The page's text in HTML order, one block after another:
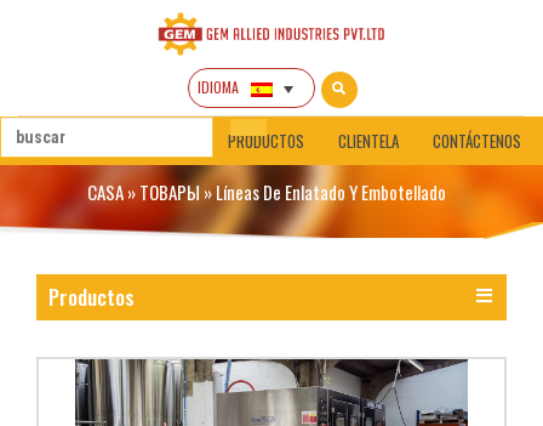
IDIOMA
CASA PRODUCTOS CLIENTELA CONTÁCTENOS
CASA»ТОВАРЫ»Líneas De Enlatado Y Embotellado
Productos